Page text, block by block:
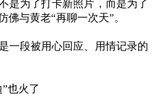
是为了打卡新照片，而是为了
佛与黄老“再聊一次天”。
段被用心回应、用情记录的
也火了